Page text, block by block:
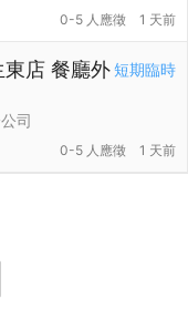
0-5 人應徵 1 天前
短期臨時
店 餐廳外
司
0-5 人應徵 1 天前